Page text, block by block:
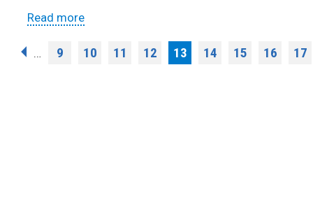
Read moreabout Διακήρυξη δημοπρασίας για την
αγροτεμαχίων στη θέση «Λόγγος» Δ.Ε.
Pages
… 9 10 11 12 13 14 15 16 17